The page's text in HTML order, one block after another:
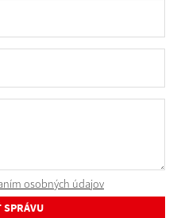
osobných údajov
SPRÁVU